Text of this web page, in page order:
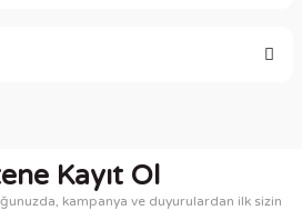
teşekkür ederiz.
Kayıt Ol
kampanya ve duyurulardan ilk sizin